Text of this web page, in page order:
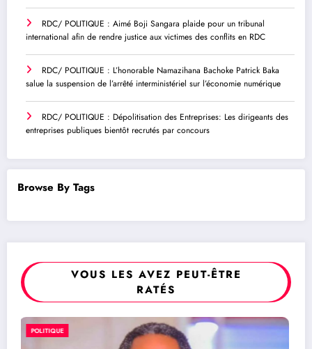
RDC/ POLITIQUE : Aimé Boji Sangara plaide pour un tribunal
international afin de rendre justice aux victimes des conflits en RDC
RDC/ POLITIQUE : L’honorable Namazihana Bachoke Patrick Baka
salue la suspension de l’arrêté interministériel sur l’économie numérique
RDC/ POLITIQUE : Dépolitisation des Entreprises: Les dirigeants des
entreprises publiques bientôt recrutés par concours
Browse By Tags
VOUS LES AVEZ PEUT-ÊTRE
RATÉS
POLITIQUE